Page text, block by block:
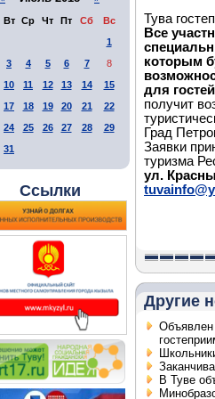
Вт Ср Чт Пт Сб
Вс
1
3 4 5 6 7
8
10 11 12 13 14
15
17 18 19 20 21
22
24 25 26 27 28
29
31
Ссылки
Тува
Все
которым
для
получит
Град
Заявки
туризма
ул.
Другие
Объявлен
В Туве